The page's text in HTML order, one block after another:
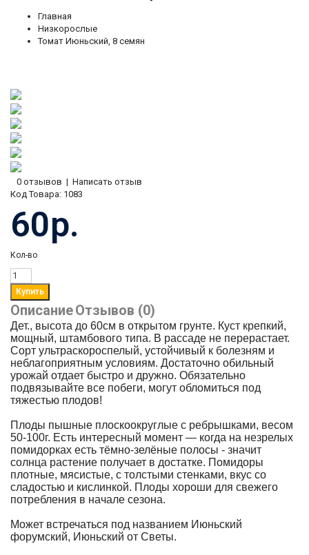
Главная
Низкорослые
Томат Июньский, 8 семян
0 отзывов | Написать отзыв
Код Товара: 1083
60р.
Кол-во
ОписаниеОтзывов (0)
Дет., высота до 60см в открытом грунте. Куст крепкий,
мощный, штамбового типа. В рассаде не перерастает.
Сорт ультраскороспелый, устойчивый к болезням и
неблагоприятным условиям. Достаточно обильный
урожай отдает быстро и дружно. Обязательно
подвязывайте все побеги, могут обломиться под
тяжестью плодов!
Плоды пышные плоскоокруглые с ребрышками, весом
50-100г. Есть интересный момент — когда на незрелых
помидорках есть тёмно-зелёные полосы - значит
солнца растение получает в достатке. Помидоры
плотные, мясистые, с толстыми стенками, вкус со
сладостью и кислинкой. Плоды хороши для свежего
потребления в начале сезона.
Может встречаться под названием Июньский
форумский, Июньский от Светы.